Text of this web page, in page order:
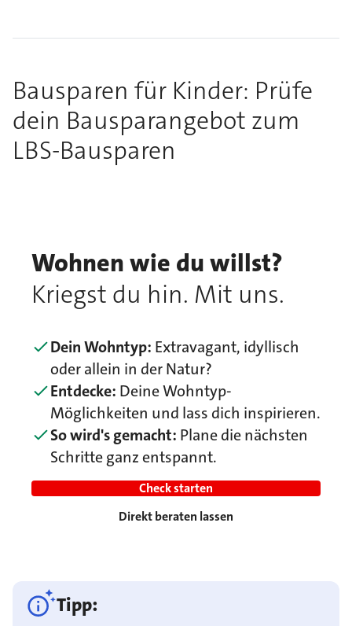
Bausparen für Kinder: Prüfe
dein Bausparangebot zum
LBS-Bausparen
Wohnen wie du willst?
Kriegst du hin. Mit uns.
Dein Wohntyp: Extravagant, idyllisch
oder allein in der Natur?
Entdecke: Deine Wohntyp-
Möglichkeiten und lass dich inspirieren.
So wird's gemacht: Plane die nächsten
Schritte ganz entspannt.
Check starten
Direkt beraten lassen
Tipp: